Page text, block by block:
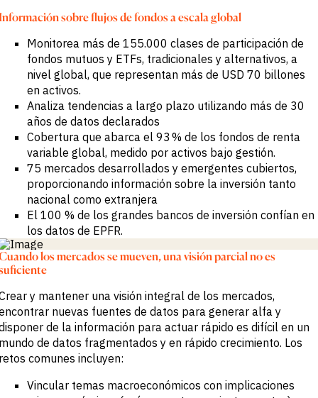
Inversión y
Comercial
Buyside
Empresas
Servicios
profesionales
Gobierno
Academia
CHALLENGE
Identifica
tendencias
macro
Información
estratégica
sectorial
Fortalece tu
estrategia de
Decisiones de
crédito más
sólidas
Oportunidades
de Crédito y
M&A
Acelera tu
Detecta
datos
Customer sobre flujos de fondos a escala global
Monitorea más de 155.000 clases de participación de
fondos mutuos y ETFs, tradicionales y alternativos, a
nivel global, que representan más de USD 70 billones
en activos.
Analiza tendencias a largo plazo utilizando más de 30
años de datos declarados
Cobertura que abarca el 93 % de los fondos de renta
variable global, medido por activos bajo gestión.
75 mercados desarrollados y emergentes cubiertos,
proporcionando información sobre la inversión tanto
nacional como extranjera
El 100 % de los grandes bancos de inversión confían en
los datos de EPFR.
los mercados se mueven, una visión parcial no es
y mantener una visión integral de los mercados,
nuevas fuentes de datos para generar alfa y
de la información para actuar rápido es difícil en un
de datos fragmentados y en rápido crecimiento. Los
comunes incluyen:
Vincular temas macroeconómicos con implicaciones